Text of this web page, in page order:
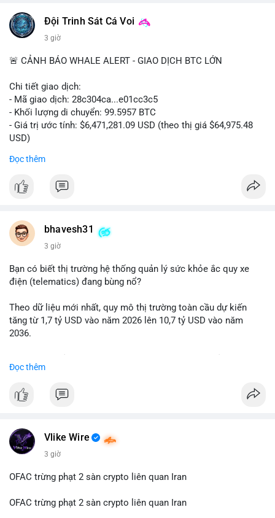
Đội Trinh Sát Cá Voi
3 giờ
🚨 CẢNH BÁO WHALE ALERT - GIAO DỊCH BTC LỚN
Chi tiết giao dịch:
- Mã giao dịch: 28c304ca...e01cc3c5
- Khối lượng di chuyển: 99.5957 BTC
- Giá trị ước tính: $6,471,281.09 USD (theo thị giá $64,975.48
USD)
giá hơn 6.47 triệu USD, cho thấy dấu hiệu chuyển tiền quy mô
thanh khoản hoặc bán, hoặc chuyển sang ví lạnh nhằm tích lũy
dài hạn. Việc giao dịch chưa được xác nhận tạo tâm lý thận
cung ngắn hạn. Nếu BTC vào ví nóng sàn, khả năng cao là
động thái chốt lời; ngược lại, nếu vào ví mới không hoạt động,
Lời khuyên: Nhà đầu tư nhỏ lẻ nên quan sát thêm 2-4 giờ sau
khi giao dịch được xác nhận, tránh hành động theo cảm xúc.
ưu tiên quản trị rủi ro trong giai đoạn biến động mạnh.
#btcmempool65k
Đọc thêm
bhavesh31
3 giờ
Bạn có biết thị trường hệ thống quản lý sức khỏe ắc quy xe
điện (telematics) đang bùng nổ?
Theo dữ liệu mới nhất, quy mô thị trường toàn cầu dự kiến
tăng từ 1,7 tỷ USD vào năm 2026 lên 10,7 tỷ USD vào năm
2036.
hàng năm (CAGR) ấn tượng lên tới 20,2%.
Điều gì đang thúc đẩy sự tăng trưởng vượt bậc này? Hãy cùng
Đọc thêm
Vlike Wire
3 giờ
OFAC trừng phạt 2 sàn crypto liên quan Iran
OFAC trừng phạt 2 sàn crypto liên quan Iran